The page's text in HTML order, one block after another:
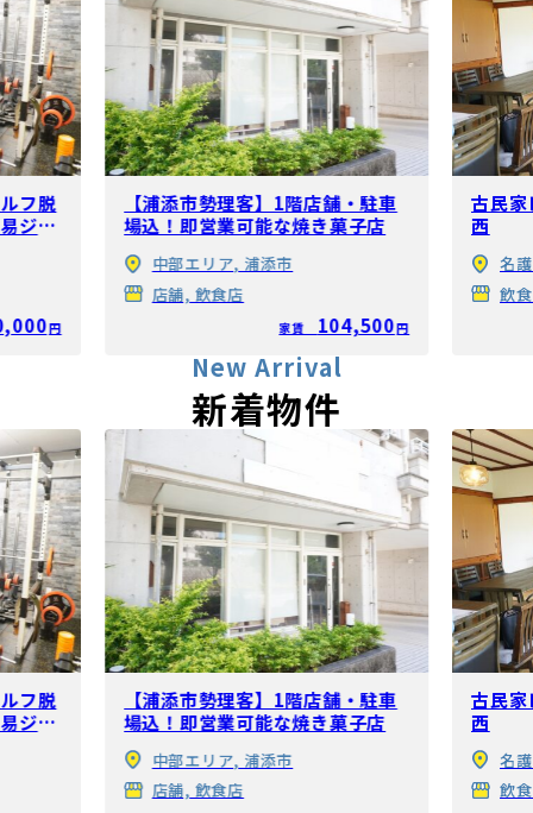
フ脱
ジム
円
【浦添市勢理客】1階店舗・駐車
場込！即営業可能な焼き菓子店
中部エリア, 浦添市
店舗, 飲食店
家賃 104,500円
古民
西
名
飲
New Arrival
新着物件
フ脱
ジム
【浦添市勢理客】1階店舗・駐車
場込！即営業可能な焼き菓子店
中部エリア, 浦添市
店舗, 飲食店
古民
西
名
飲